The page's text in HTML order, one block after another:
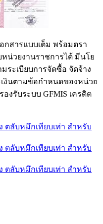
กสารแบบเต็ม พร้อมตรา
น่วยงานราชการได้ มีนโย
ระเบียบการจัดซื้อ จัดจ้าง
งินตามข้อกำหนดของหน่วย
งรับระบบ GFMIS เครดิต